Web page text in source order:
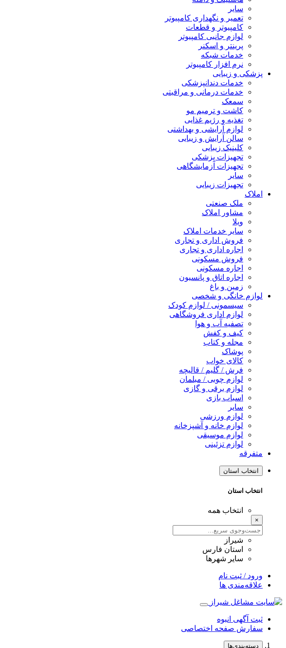
سایر
تعمیر و نگهداری کامپیوتر
کامپیوتر و قطعات
لوازم جانبی کامپیوتر
پرینتر و اسکنر
خدمات شبکه
نرم افزار کامپیوتر
پزشکی و زیبایی
خدمات دندانپزشکی
خدمات درمانی و مراقبتی
سمعک
کاشت و ترمیم مو
تغذیه و رژیم غذایی
لوازم آرایشی و بهداشتی
سالن آرایش و زیبایی
کلینیک زیبایی
تجهیزات پزشکی
تجهیزات آزمایشگاهی
سایر
تجهیزات زیبایی
املاک
ملک صنعتی
مشاور املاک
ویلا
سایر خدمات املاک
فروش اداری و تجاری
اجاره اداری و تجاری
فروش مسکونی
اجاره مسکونی
اجاره اتاق و پانسیون
زمین و باغ
لوازم خانگی و شخصی
سیسمونی / لوازم کودک
لوازم اداری فروشگاهی
تصفیه آب و هوا
کیف و کفش
مجله و کتاب
پوشاک
کالای خواب
فرش / گلیم / قالیچه
لوازم چوبی / مبلمان
لوازم برقی و گازی
اسباب بازی
سایر
لوازم ورزشی
لوازم خانه و آشپزخانه
لوازم موسیقی
لوازم تزئینی
متفرقه
انتخاب استان
انتخاب استان
انتخاب همه
×
شیراز
استان فارس
سایر شهرها
ورود / ثبت نام
علاقه‌مندی ها
ثبت آگهی انبوه
سفارش صفحه اختصاصی
دسته‌بندی‌ها